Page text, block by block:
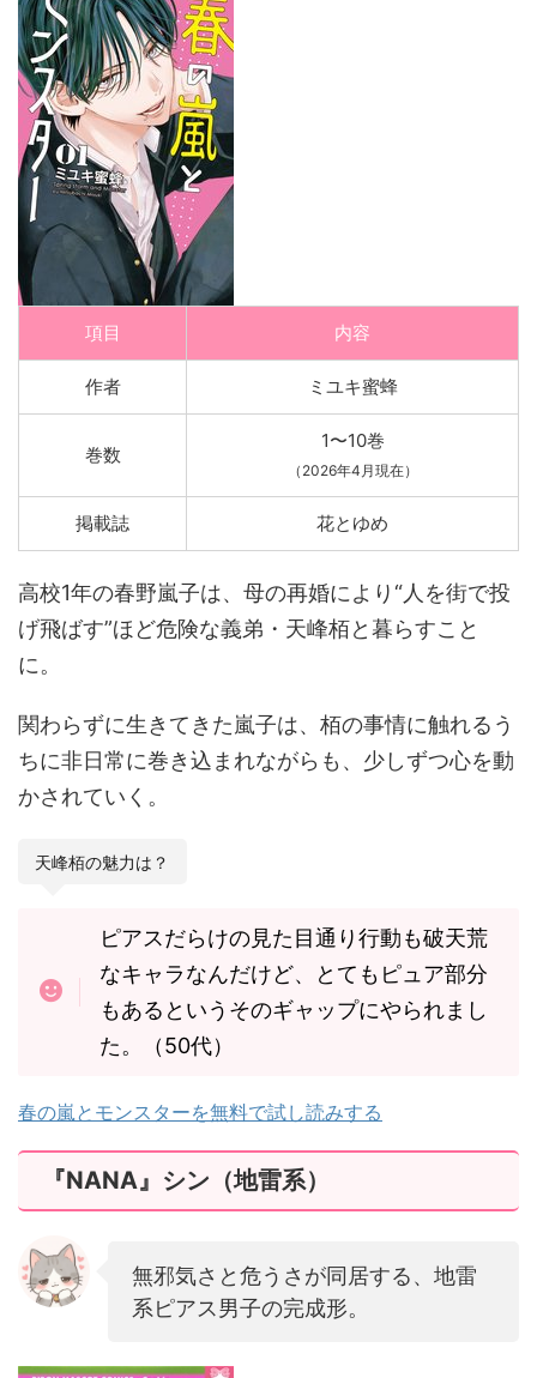
項目 内容
作者 ミユキ蜜蜂
巻数
1〜10巻
（2026年4月現在）
掲載誌 花とゆめ
高校1年の春野嵐子は、母の再婚により“人を街で投
げ飛ばす”ほど危険な義弟・天峰栢と暮らすこと
に。
関わらずに生きてきた嵐子は、栢の事情に触れるう
ちに非日常に巻き込まれながらも、少しずつ心を動
かされていく。
天峰栢の魅力は？
ピアスだらけの見た目通り行動も破天荒
なキャラなんだけど、とてもピュア部分
もあるというそのギャップにやられまし
た。（50代）
春の嵐とモンスターを無料で試し読みする
『NANA』シン（地雷系）
無邪気さと危うさが同居する、地雷
系ピアス男子の完成形。